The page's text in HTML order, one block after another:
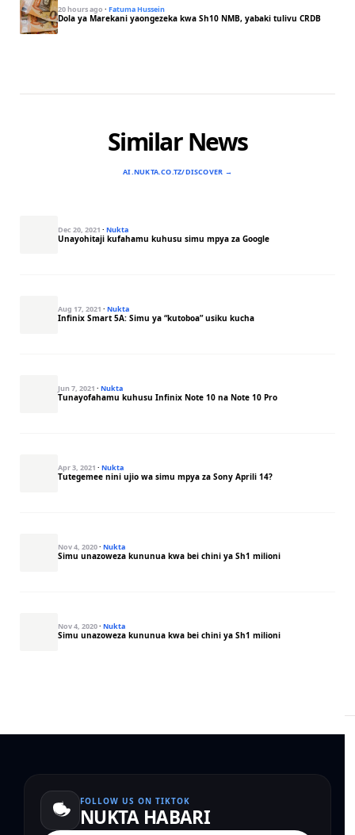
20 hours ago · Fatuma Hussein
Dola ya Marekani yaongezeka kwa Sh10 NMB, yabaki tulivu CRDB
Similar News
AI.NUKTA.CO.TZ/DISCOVER →
Dec 20, 2021 · Nukta
Unayohitaji kufahamu kuhusu simu mpya za Google
Aug 17, 2021 · Nukta
Infinix Smart 5A: Simu ya “kutoboa” usiku kucha
Jun 7, 2021 · Nukta
Tunayofahamu kuhusu Infinix Note 10 na Note 10 Pro
Apr 3, 2021 · Nukta
Tutegemee nini ujio wa simu mpya za Sony Aprili 14?
Nov 4, 2020· Nukta
Simu unazoweza kununua kwa bei chini ya Sh1 milioni
Nov 4, 2020· Nukta
Simu unazoweza kununua kwa bei chini ya Sh1 milioni
FOLLOW US ON TIKTOK
NUKTA HABARI